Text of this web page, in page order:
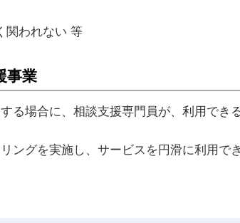
関われない 等
事業
る場合に、相談支援専門員が、利用で
ングを実施し、サービスを円滑に利用で